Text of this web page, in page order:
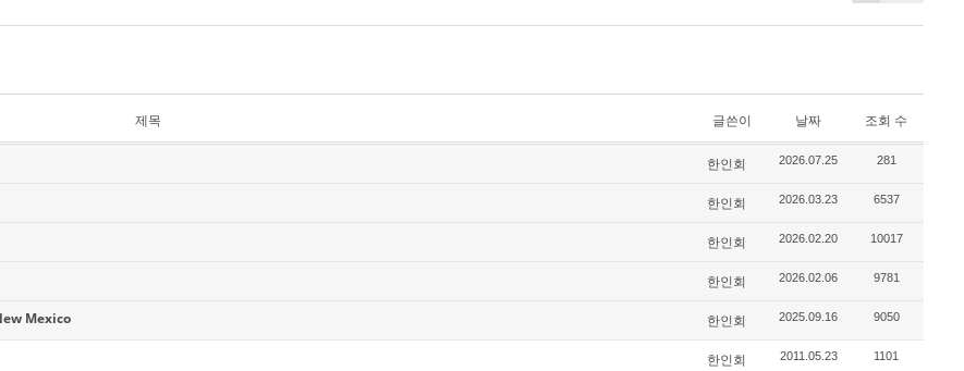
제목 글쓴이 날짜 조회 수
한인회 2026.07.25 281
한인회 2026.03.23 6537
한인회 2026.02.20 10017
한인회 2026.02.06 9781
Mexico 한인회 2025.09.16 9050
한인회 2011.05.23 1101